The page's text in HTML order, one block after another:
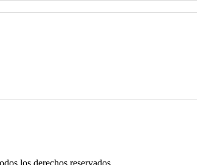
los derechos reservados.